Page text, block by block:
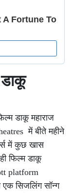
डाकू महाराज
में बीते महीने
में कुछ खास
फिल्म डाकू
platform
एक सिजलिंग सॉन्ग